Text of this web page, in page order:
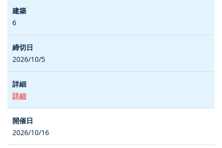
6
2026/10/5
詳細
2026/10/16